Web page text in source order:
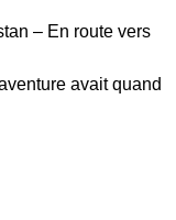
– En route vers
avait quand